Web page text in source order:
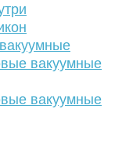
вакуумные
вакуумные